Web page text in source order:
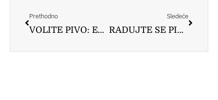
Prethodno
VOLITE PIVO: Evo šta ono govori o vašoj ličnosti
Sledeće
RADUJTE SE PIVOPIJE: Nakon ovog teksta umesto vode pićete pivo